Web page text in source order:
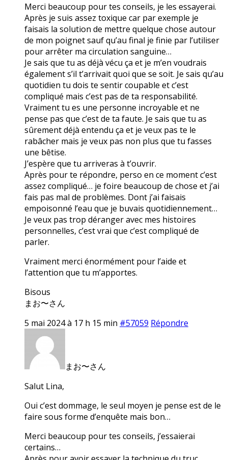
Merci beaucoup pour tes conseils, je les essayerai.
Après je suis assez toxique car par exemple je
faisais la solution de mettre quelque chose autour
de mon poignet sauf qu’au final je finie par l’utiliser
pour arrêter ma circulation sanguine…
Je sais que tu as déjà vécu ça et je m’en voudrais
également s’il t’arrivait quoi que se soit. Je sais qu’au
quotidien tu dois te sentir coupable et c’est
compliqué mais c’est pas de ta responsabilité.
Vraiment tu es une personne incroyable et ne
pense pas que c’est de ta faute. Je sais que tu as
sûrement déjà entendu ça et je veux pas te le
rabâcher mais je veux pas non plus que tu fasses
une bêtise.
J’espère que tu arriveras à t’ouvrir.
Après pour te répondre, perso en ce moment c’est
assez compliqué… je foire beaucoup de chose et j’ai
fais pas mal de problèmes. Dont j’ai faisais
empoisonné l’eau que je buvais quotidiennement…
Je veux pas trop déranger avec mes histoires
personnelles, c’est vrai que c’est compliqué de
parler.
Vraiment merci énormément pour l’aide et
l’attention que tu m’apportes.
Bisous
まお〜さん
5 mai 2024 à 17 h 15 min #57059 Répondre
まお〜さん
Salut Lina,
Oui c’est dommage, le seul moyen je pense est de le
faire sous forme d’enquête mais bon…
Merci beaucoup pour tes conseils, j’essaierai
certains…